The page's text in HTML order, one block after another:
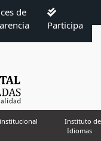
de
Participa
Instituto de
Idiomas